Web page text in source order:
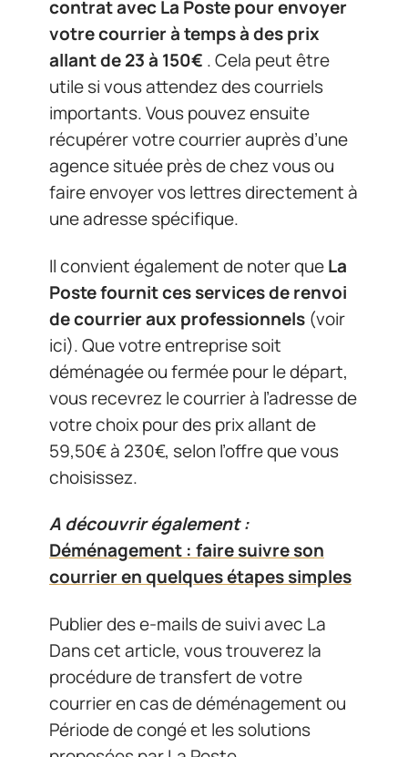
contrat avec La Poste pour envoyer
votre courrier à temps à des prix
allant de 23 à 150€ . Cela peut être
utile si vous attendez des courriels
importants. Vous pouvez ensuite
récupérer votre courrier auprès d’une
agence située près de chez vous ou
faire envoyer vos lettres directement à
une adresse spécifique.
Il convient également de noter queLa
Poste fournit ces services de renvoi
de courrier aux professionnels (voir
ici). Que votre entreprise soit
déménagée ou fermée pour le départ,
vous recevrez le courrier à l’adresse de
votre choix pour des prix allant de
59,50€ à 230€, selon l’offre que vous
choisissez.
A découvrir également :
Déménagement : faire suivre son
courrier en quelques étapes simples
Publier des e-mails de suivi avec La
Dans cet article, vous trouverez la
procédure de transfert de votre
courrier en cas de déménagement ou
Période de congé et les solutions